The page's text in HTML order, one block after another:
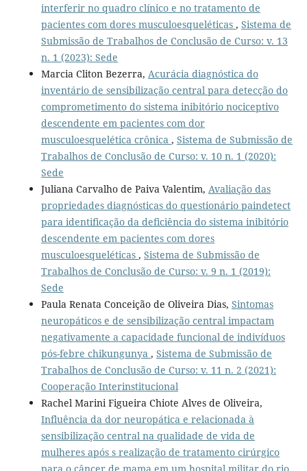
interferir no quadro clínico e no tratamento de
pacientes com dores musculoesqueléticas , Sistema de
Submissão de Trabalhos de Conclusão de Curso: v. 13
n. 1 (2023): Sede
Marcia Cliton Bezerra, Acurácia diagnóstica do
inventário de sensibilização central para detecção do
comprometimento do sistema inibitório nociceptivo
descendente em pacientes com dor
musculoesquelética crônica , Sistema de Submissão de
Trabalhos de Conclusão de Curso: v. 10 n. 1 (2020):
Sede
Juliana Carvalho de Paiva Valentim, Avaliação das
propriedades diagnósticas do questionário paindetect
para identificação da deficiência do sistema inibitório
descendente em pacientes com dores
musculoesqueléticas , Sistema de Submissão de
Trabalhos de Conclusão de Curso: v. 9 n. 1 (2019):
Sede
Paula Renata Conceição de Oliveira Dias, Sintomas
neuropáticos e de sensibilização central impactam
negativamente a capacidade funcional de indivíduos
pós-febre chikungunya , Sistema de Submissão de
Trabalhos de Conclusão de Curso: v. 11 n. 2 (2021):
Cooperação Interinstitucional
Rachel Marini Figueira Chiote Alves de Oliveira,
Influência da dor neuropática e relacionada à
sensibilização central na qualidade de vida de
mulheres após s realização de tratamento cirúrgico